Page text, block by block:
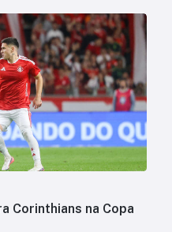
Corinthians na Copa